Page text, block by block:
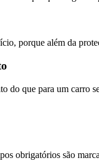
porque além da
do que para um carro
obrigatórios são